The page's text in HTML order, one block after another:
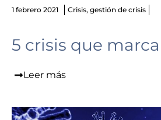
1 febrero 2021 Crisis, gestión de crisis
5 crisis que
Leer más